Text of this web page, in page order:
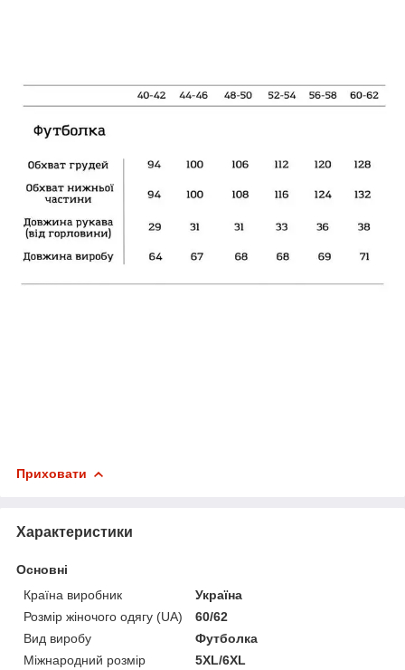
Приховати
Характеристики
Основні
Країна виробник
Україна
Розмір жіночого одягу (UA)
60/62
Вид виробу
Футболка
Міжнародний розмір
5XL/6XL